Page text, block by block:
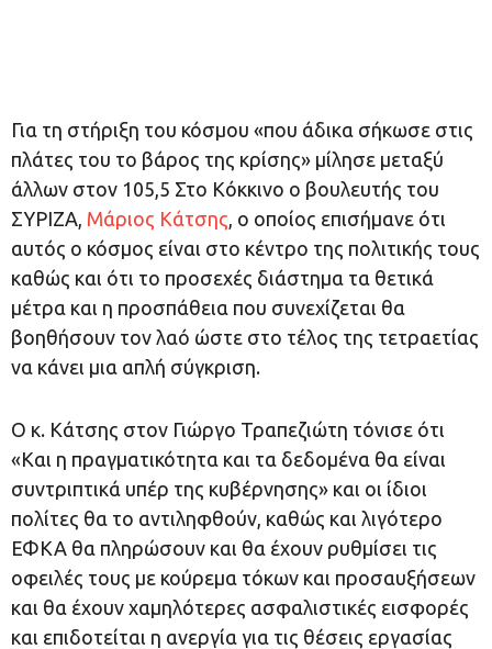
Για τη στήριξη του κόσμου «που άδικα σήκωσε στις
πλάτες του το βάρος της κρίσης» μίλησε μεταξύ
άλλων στον 105,5 Στο Κόκκινο ο βουλευτής του
ΣΥΡΙΖΑ, Μάριος Κάτσης, ο οποίος επισήμανε ότι
αυτός ο κόσμος είναι στο κέντρο της πολιτικής τους
καθώς και ότι το προσεχές διάστημα τα θετικά
μέτρα και η προσπάθεια που συνεχίζεται θα
βοηθήσουν τον λαό ώστε στο τέλος της τετραετίας
να κάνει μια απλή σύγκριση.
Ο κ. Κάτσης στον Γιώργο Τραπεζιώτη τόνισε ότι
«Και η πραγματικότητα και τα δεδομένα θα είναι
συντριπτικά υπέρ της κυβέρνησης» και οι ίδιοι
πολίτες θα το αντιληφθούν, καθώς και λιγότερο
ΕΦΚΑ θα πληρώσουν και θα έχουν ρυθμίσει τις
οφειλές τους με κούρεμα τόκων και προσαυξήσεων
και θα έχουν χαμηλότερες ασφαλιστικές εισφορές
και επιδοτείται η ανεργία για τις θέσεις εργασίας